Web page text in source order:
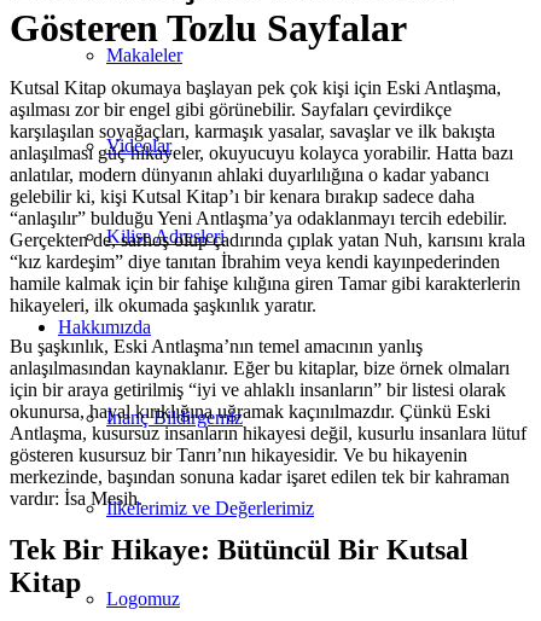
Makaleler
Videolar
Kilise Adresleri
Hakkımızda
İnanç Bildirgemiz
İlkelerimiz ve Değerlerimiz
Logomuz
Gösteren Tozlu Sayfalar
Kutsal Kitap okumaya başlayan pek çok kişi için Eski Antlaşma,
aşılması zor bir engel gibi görünebilir. Sayfaları çevirdikçe
karşılaşılan soyağaçları, karmaşık yasalar, savaşlar ve ilk bakışta
anlaşılması güç hikayeler, okuyucuyu kolayca yorabilir. Hatta bazı
anlatılar, modern dünyanın ahlaki duyarlılığına o kadar yabancı
gelebilir ki, kişi Kutsal Kitap’ı bir kenara bırakıp sadece daha
“anlaşılır” bulduğu Yeni Antlaşma’ya odaklanmayı tercih edebilir.
Gerçekten de, sarhoş olup çadırında çıplak yatan Nuh, karısını krala
“kız kardeşim” diye tanıtan İbrahim veya kendi kayınpederinden
hamile kalmak için bir fahişe kılığına giren Tamar gibi karakterlerin
hikayeleri, ilk okumada şaşkınlık yaratır.
Bu şaşkınlık, Eski Antlaşma’nın temel amacının yanlış
anlaşılmasından kaynaklanır. Eğer bu kitaplar, bize örnek olmaları
için bir araya getirilmiş “iyi ve ahlaklı insanların” bir listesi olarak
okunursa, hayal kırıklığına uğramak kaçınılmazdır. Çünkü Eski
Antlaşma, kusursuz insanların hikayesi değil, kusurlu insanlara lütuf
gösteren kusursuz bir Tanrı’nın hikayesidir. Ve bu hikayenin
merkezinde, başından sonuna kadar işaret edilen tek bir kahraman
vardır: İsa Mesih.
Tek Bir Hikaye: Bütüncül Bir Kutsal
Kitap